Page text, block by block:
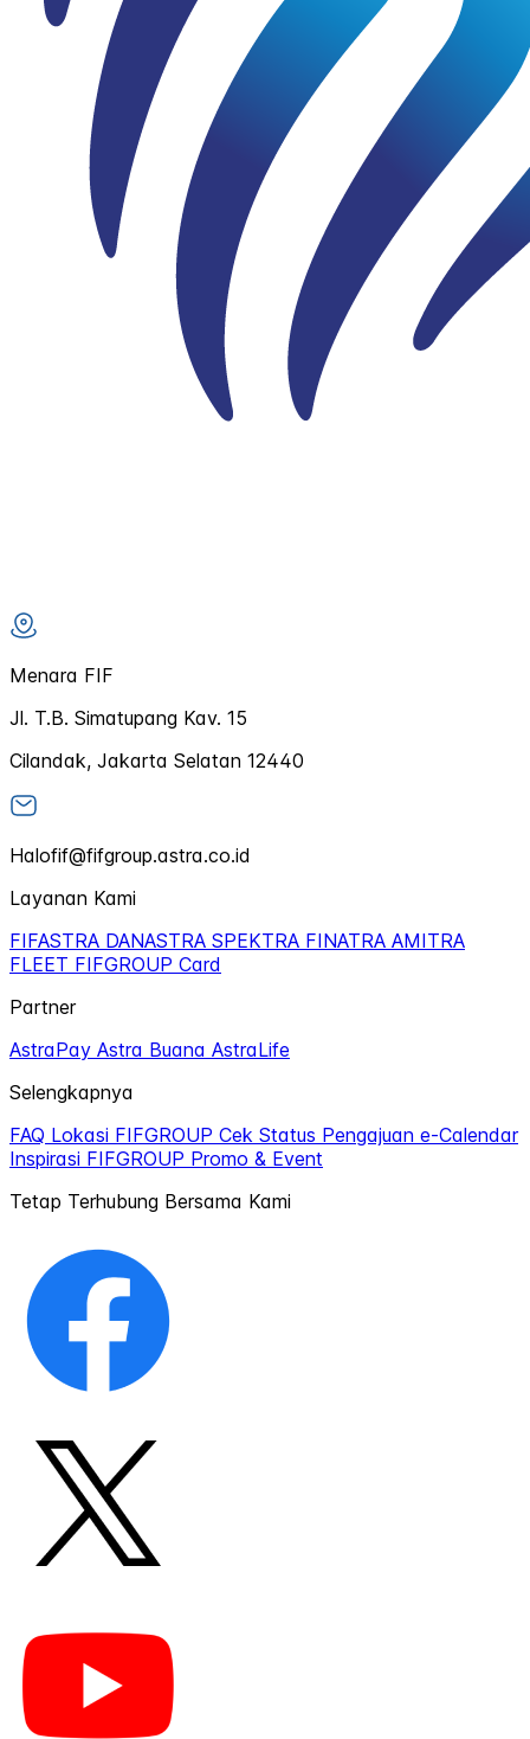
Menara FIF
Jl. T.B. Simatupang Kav. 15
Cilandak, Jakarta Selatan 12440
Halofif@fifgroup.astra.co.id
Layanan Kami
FIFASTRA DANASTRA SPEKTRA FINATRA AMITRA
FLEET FIFGROUP Card
Partner
AstraPay Astra Buana AstraLife
Selengkapnya
FAQ Lokasi FIFGROUP Cek Status Pengajuan e-Calendar
Inspirasi FIFGROUP Promo & Event
Tetap Terhubung Bersama Kami